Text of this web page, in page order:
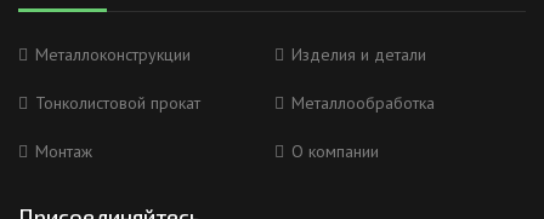
Металлоконструкции Изделия и детали
Тонколистовой прокат Металлообработка
Монтаж О компании